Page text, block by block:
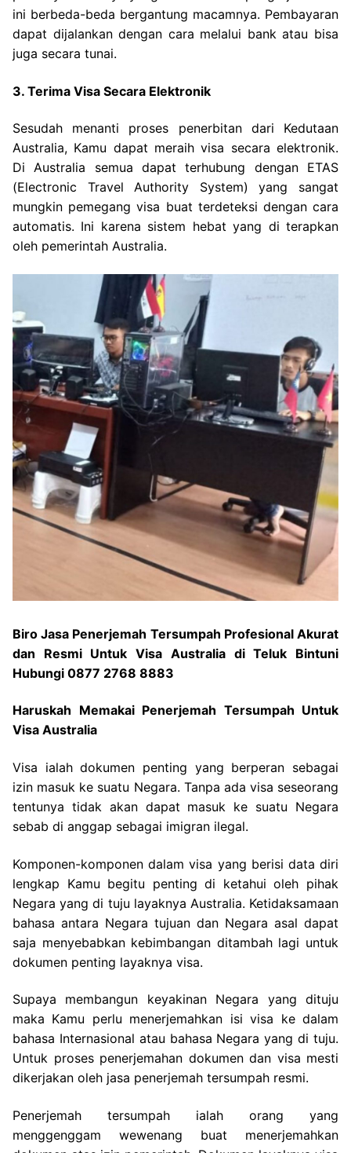
ini berbeda-beda bergantung macamnya. Pembayaran
dapat dijalankan dengan cara melalui bank atau bisa
juga secara tunai.
3. Terima Visa Secara Elektronik
Sesudah menanti proses penerbitan dari Kedutaan
Australia, Kamu dapat meraih visa secara elektronik.
Di Australia semua dapat terhubung dengan ETAS
(Electronic Travel Authority System) yang sangat
mungkin pemegang visa buat terdeteksi dengan cara
automatis. Ini karena sistem hebat yang di terapkan
oleh pemerintah Australia.
Biro Jasa Penerjemah Tersumpah Profesional Akurat
dan Resmi Untuk Visa Australia di Teluk Bintuni
Hubungi 0877 2768 8883
Haruskah Memakai Penerjemah Tersumpah Untuk
Visa Australia
Visa ialah dokumen penting yang berperan sebagai
izin masuk ke suatu Negara. Tanpa ada visa seseorang
tentunya tidak akan dapat masuk ke suatu Negara
sebab di anggap sebagai imigran ilegal.
Komponen-komponen dalam visa yang berisi data diri
lengkap Kamu begitu penting di ketahui oleh pihak
Negara yang di tuju layaknya Australia. Ketidaksamaan
bahasa antara Negara tujuan dan Negara asal dapat
saja menyebabkan kebimbangan ditambah lagi untuk
dokumen penting layaknya visa.
Supaya membangun keyakinan Negara yang dituju
maka Kamu perlu menerjemahkan isi visa ke dalam
bahasa Internasional atau bahasa Negara yang di tuju.
Untuk proses penerjemahan dokumen dan visa mesti
dikerjakan oleh jasa penerjemah tersumpah resmi.
Penerjemah tersumpah ialah orang yang
menggenggam wewenang buat menerjemahkan